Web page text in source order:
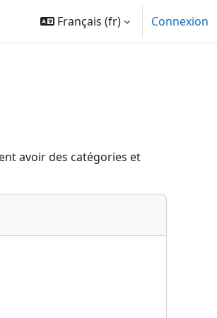
Français ‎(fr)‎ Connexion
avoir des catégories et